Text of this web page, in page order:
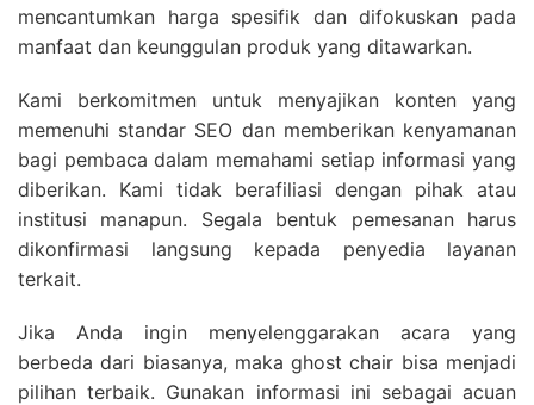
mencantumkan harga spesifik dan difokuskan pada
manfaat dan keunggulan produk yang ditawarkan.
Kami berkomitmen untuk menyajikan konten yang
memenuhi standar SEO dan memberikan kenyamanan
bagi pembaca dalam memahami setiap informasi yang
diberikan. Kami tidak berafiliasi dengan pihak atau
institusi manapun. Segala bentuk pemesanan harus
dikonfirmasi langsung kepada penyedia layanan
terkait.
Jika Anda ingin menyelenggarakan acara yang
berbeda dari biasanya, maka ghost chair bisa menjadi
pilihan terbaik. Gunakan informasi ini sebagai acuan